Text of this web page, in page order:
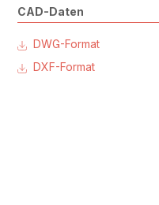
CAD-Daten
DWG-Format
DXF-Format